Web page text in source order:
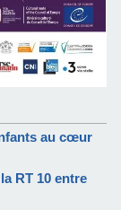
au cœur
RT 10 entre